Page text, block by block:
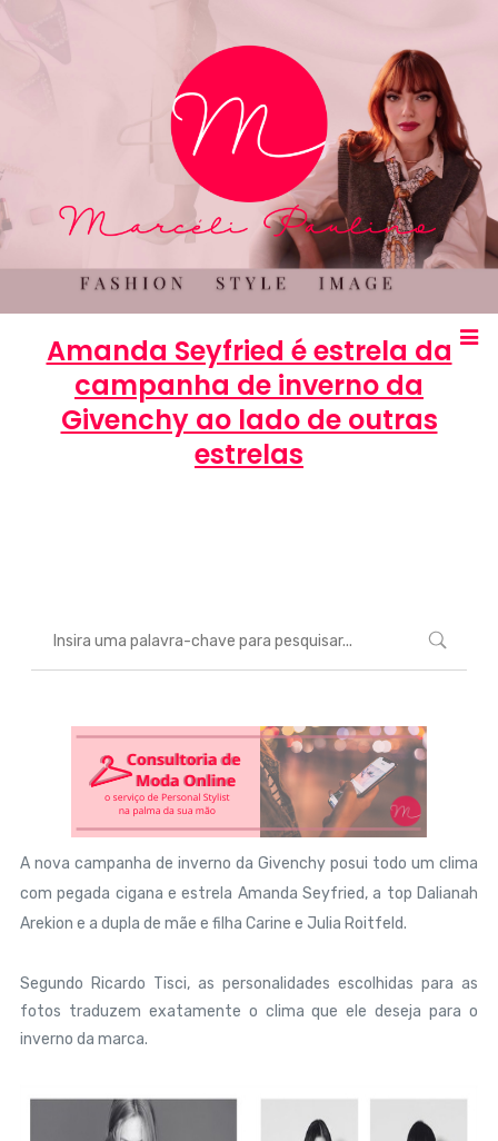
Amanda Seyfried é estrela da
campanha de inverno da
Givenchy ao lado de outras
estrelas
A nova campanha de inverno da Givenchy posui todo um clima
com pegada cigana e estrela Amanda Seyfried, a top Dalianah
Arekion e a dupla de mãe e filha Carine e Julia Roitfeld.
Segundo Ricardo Tisci, as personalidades escolhidas para as
fotos traduzem exatamente o clima que ele deseja para o
inverno da marca.